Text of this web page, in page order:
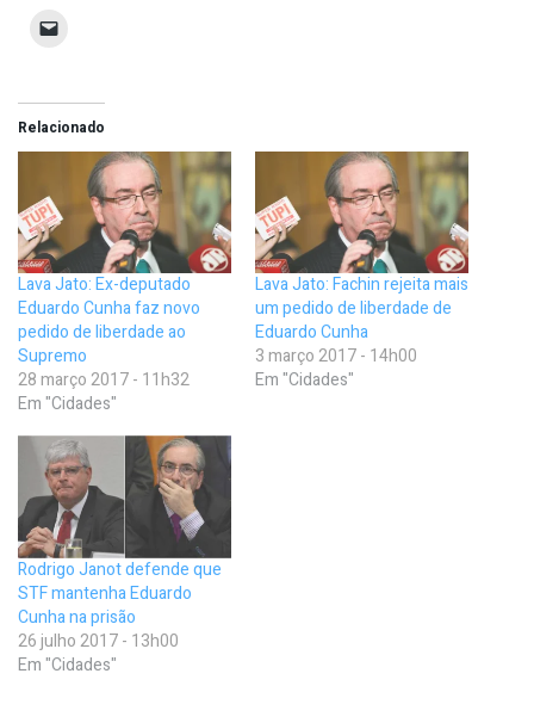
Relacionado
Lava Jato: Ex-deputado
Eduardo Cunha faz novo
pedido de liberdade ao
Supremo
28 março 2017 - 11h32
Em "Cidades"
Lava Jato: Fachin rejeita mais
um pedido de liberdade de
Eduardo Cunha
3 março 2017 - 14h00
Em "Cidades"
Rodrigo Janot defende que
STF mantenha Eduardo
Cunha na prisão
26 julho 2017 - 13h00
Em "Cidades"